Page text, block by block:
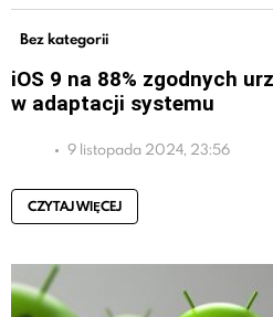
Bez kategorii
iOS 9 na 88% zgodnych
w adaptacji systemu
9 listopada 2024, 23:56
CZYTAJ WIĘCEJ